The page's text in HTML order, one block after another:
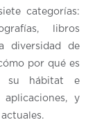
categorías:
libros
diversidad de
por qué es
su hábitat e
y